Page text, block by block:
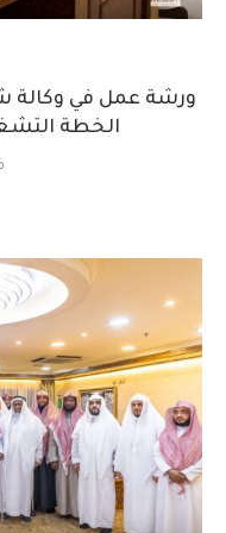
ورشة عمل في وكالة
الخطة